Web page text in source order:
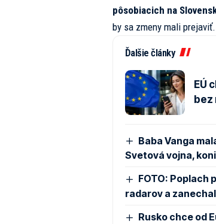
pôsobiacich na
by sa zmeny mali prejaviť.
Ďalšie články
EÚ
bez
Baba Vanga
Svetová vojna,
FOTO: Poplach
radarov a
Rusko chce od